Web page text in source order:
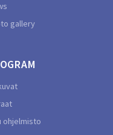
gallery
ohjelmisto